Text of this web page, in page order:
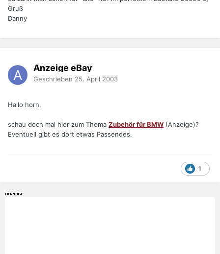
Gruß
Danny
Anzeige eBay
Geschrieben 25. April 2003
Hallo horn,
schau doch mal hier zum Thema Zubehör für BMW (Anzeige)?
Eventuell gibt es dort etwas Passendes.
1